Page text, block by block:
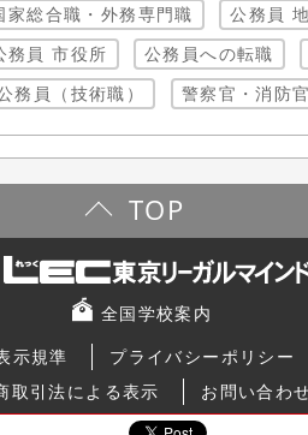
家総合職・外務専門職
公務員
務員 市役所
公務員への転職
務員（技術職）
警察官・消防官
TOP
全国学校案内
示規準 プライバシーポリシー
取引法による表示 お問い合わ